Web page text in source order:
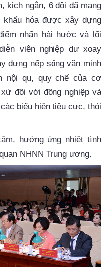
kịch ngắn, 6 đội đã mang
hóa được xây dựng
nhấn hài hước và lối
viên nghiệp dư xoay
dựng nếp sống văn minh
nội qu, quy chế của cơ
đối với đồng nghiệp và
biểu hiện tiêu cực, thói
hưởng ứng nhiệt tình
NHNN Trung ương.